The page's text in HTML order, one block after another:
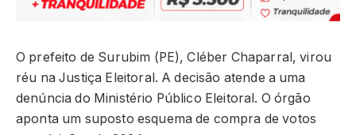
O prefeito de Surubim (PE), Cléber Chaparral, virou
réu na Justiça Eleitoral. A decisão atende a uma
denúncia do Ministério Público Eleitoral. O órgão
aponta um suposto esquema de compra de votos